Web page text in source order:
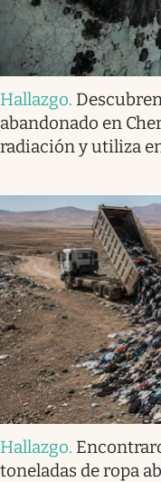
Hallazgo.
abandonado en
radiación y utiliza
Hallazgo.
toneladas de ropa